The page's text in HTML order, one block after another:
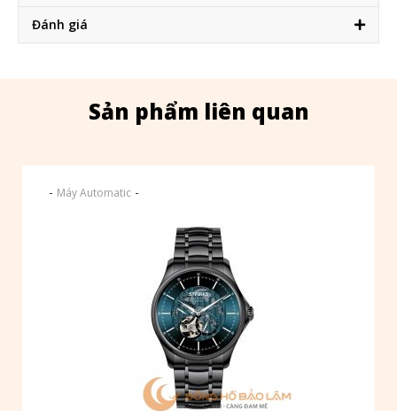
Đánh giá
Sản phẩm liên quan
- Máy Automatic -